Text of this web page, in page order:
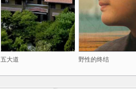
五大道 野性的终结